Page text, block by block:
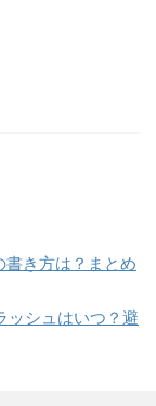
書き方は？まとめ
ッシュはいつ？避